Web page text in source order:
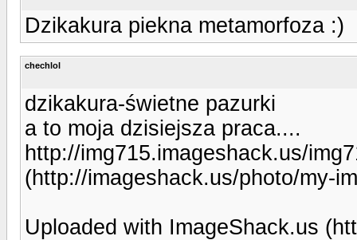
Dzikakura piekna metamorfoza :)
chechlol
dzikakura-świetne pazurki
a to moja dzisiejsza praca....
http://img715.imageshack.us/
(http://imageshack.us/photo/my-
Uploaded with ImageShack.us